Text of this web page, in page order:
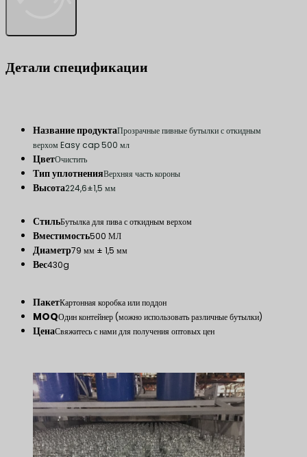
Детали спецификации
Название продуктаПрозрачные пивные бутылки с откидным
верхом Easy cap 500 мл
ЦветОчистить
Тип уплотненияВерхняя часть короны
Высота224,6±1,5 мм
СтильБутылка для пива с откидным верхом
Вместимость500 МЛ
Диаметр79 мм ± 1,5 мм
Вес430g
ПакетКартонная коробка или поддон
MOQОдин контейнер (можно использовать различные бутылки)
ЦенаСвяжитесь с нами для получения оптовых цен